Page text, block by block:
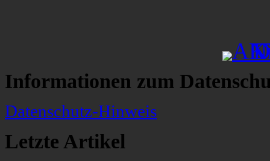
Informationen zum
Datenschutz-Hinweis
Letzte Artikel